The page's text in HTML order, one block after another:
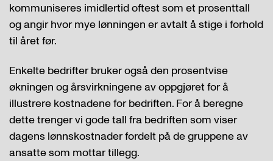
kommuniseres imidlertid oftest som et prosenttall
og angir hvor mye lønningen er avtalt å stige i forhold
til året før.
Enkelte bedrifter bruker også den prosentvise
økningen og årsvirkningene av oppgjøret for å
illustrere kostnadene for bedriften. For å beregne
dette trenger vi gode tall fra bedriften som viser
dagens lønnskostnader fordelt på de gruppene av
ansatte som mottar tillegg.